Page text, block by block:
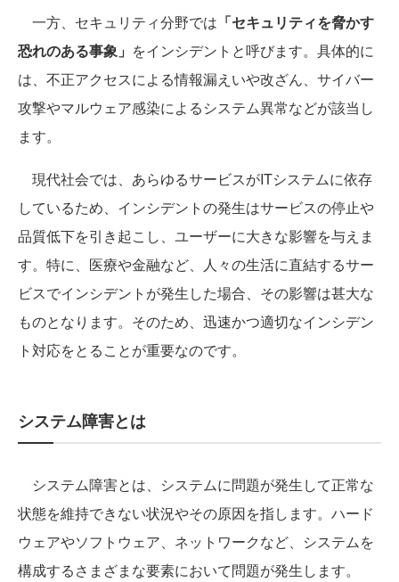
一方、セキュリティ分野では 「セキュリティを脅かす
恐れのある事象」 をインシデントと呼びます。具体的に
は、不正アクセスによる情報漏えいや改ざん、サイバー
攻撃やマルウェア感染によるシステム異常などが該当し
ます。
現代社会では、あらゆるサービスがITシステムに依存
しているため、インシデントの発生はサービスの停止や
品質低下を引き起こし、ユーザーに大きな影響を与えま
す。特に、医療や金融など、人々の生活に直結するサー
ビスでインシデントが発生した場合、その影響は甚大な
ものとなります。そのため、迅速かつ適切なインシデン
ト対応をとることが重要なのです。
システム障害とは
システム障害とは、システムに問題が発生して正常な
状態を維持できない状況やその原因を指します。ハード
ウェアやソフトウェア、ネットワークなど、システムを
構成するさまざまな要素において問題が発生します。